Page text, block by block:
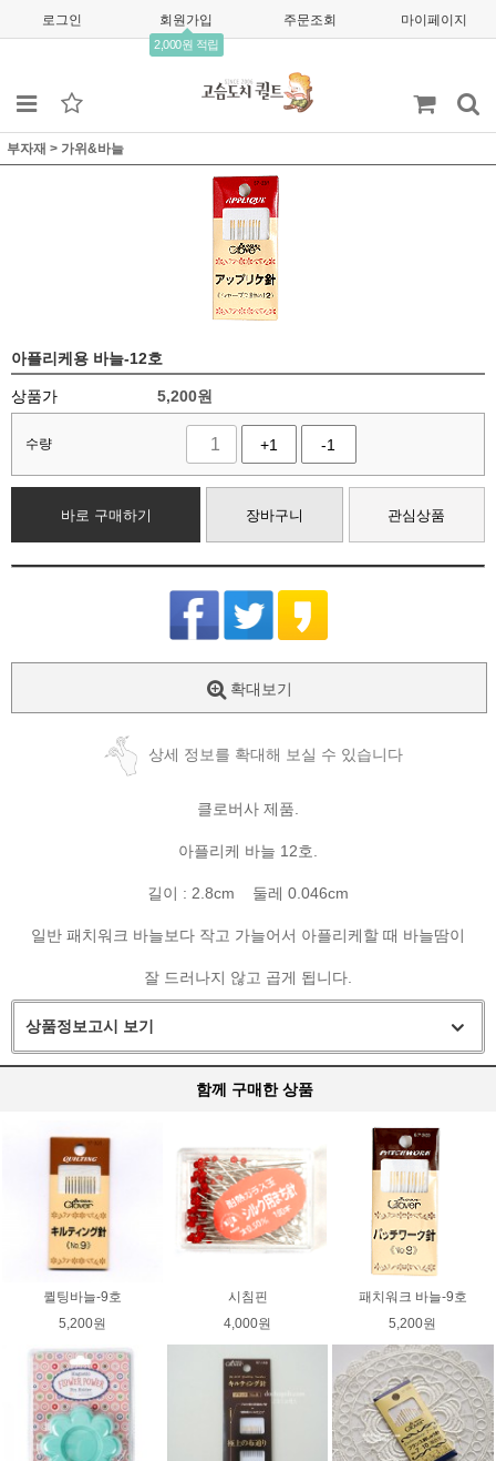
로그인 회원가입
2,000원 적립
주문조회 마이페이지
부자재 > 가위&바늘
아플리케용 바늘-12호
상품가 5,200원
수량 +1 -1
바로 구매하기 장바구니 관심상품
확대보기
상세 정보를 확대해 보실 수 있습니다
클로버사 제품.
아플리케 바늘 12호.
길이 : 2.8cm 둘레 0.046cm
일반 패치워크 바늘보다 작고 가늘어서 아플리케할 때 바늘땀이
잘 드러나지 않고 곱게 됩니다.
상품정보고시 보기
함께 구매한 상품
퀼팅바늘-9호
5,200원
시침핀
4,000원
패치워크 바늘-9호
5,200원